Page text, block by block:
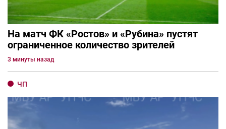
На матч ФК «Ростов» и «Рубина» пустят
ограниченное количество зрителей
3 минуты назад
ЧП